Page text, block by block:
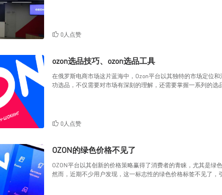
0人点赞
ozon选品技巧、ozon选品工具
在俄罗斯电商市场这片蓝海中，Ozon平台以其独特的市场定位
功选品，不仅需要对市场有深刻的理解，还需要掌握一系列的选
0人点赞
OZON的绿色价格不见了
OZON平台以其创新的价格策略赢得了消费者的青睐，尤其是
然而，近期不少用户发现，这一标志性的绿色价格标签不见了，